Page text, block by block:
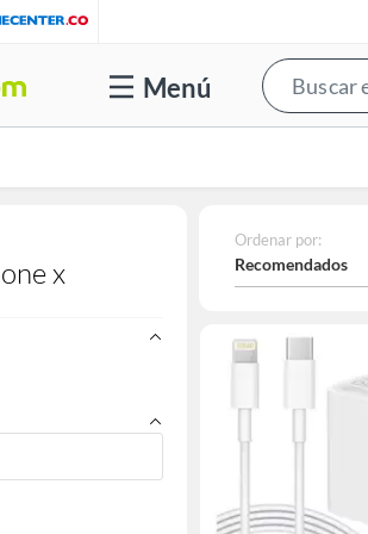
Menú
x
Ordenar por:
Recomendados